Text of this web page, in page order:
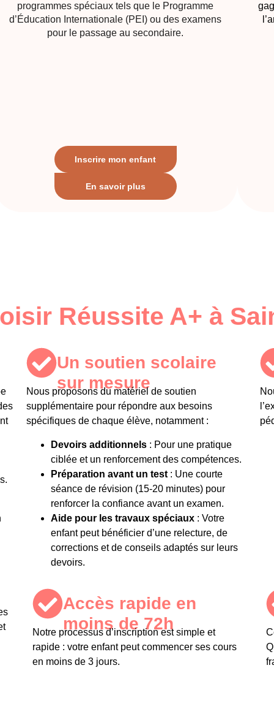
programmes spéciaux tels que le Programme
d’Éducation Internationale (PEI) ou des examens
pour le passage au secondaire.
Inscrire mon enfant
En savoir plus
Réussite A+ à
Un soutien scolaire
sur mesure ​
Nous proposons du matériel de soutien
supplémentairepour répondre aux besoins
spécifiques de chaque élève, notamment :
Devoirs additionnels: Pour une pratique
ciblée et un renforcement des compétences.
Préparation avant un test: Une courte
séance de révision (15-20 minutes) pour
renforcer la confiance avant un examen.
Aide pour les travaux spéciaux: Votre
enfant peut bénéficier d’une relecture, de
corrections et de conseils adaptés sur leurs
devoirs.
Accès rapide en
moins de 72h​
Notre processus d’inscription est simple et
rapide : votre enfant peut commencer ses cours
en moins de 3 jours.